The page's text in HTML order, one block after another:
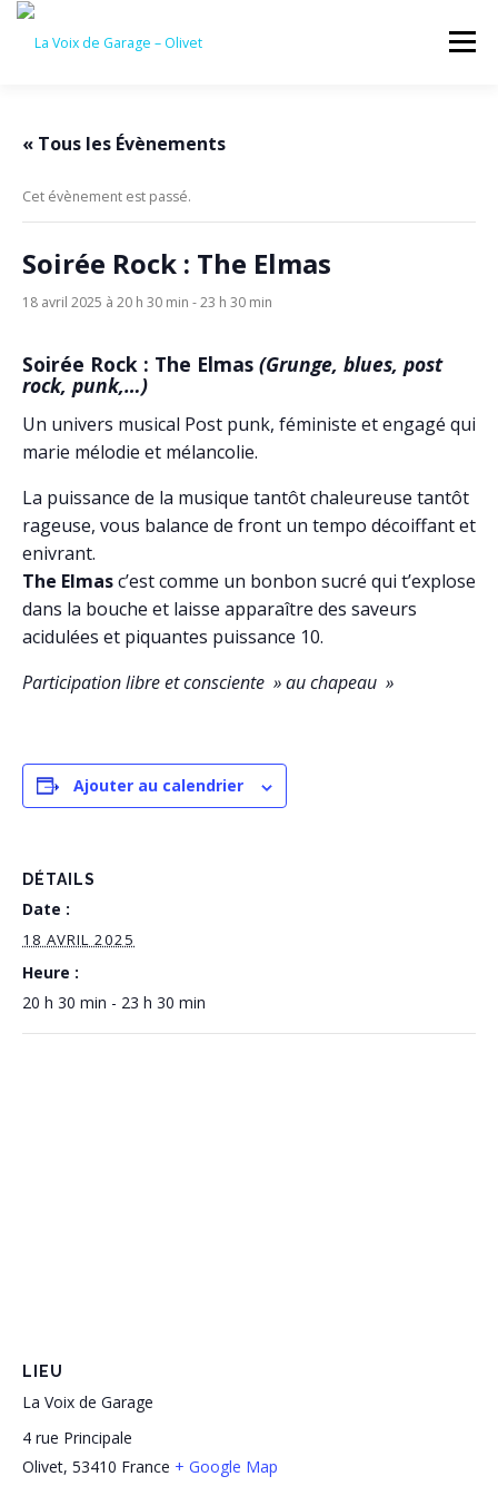
Aller
contenu
Menu
CONTACTEZ-NOUS
« Tous les Évènements
Cet évènement est passé.
Soirée Rock : The Elmas
18 avril 2025 à 20 h 30 min -23 h 30 min
Soirée Rock : The Elmas (Grunge, blues, post
rock, punk,…)
Un univers musical Post punk, féministe et engagé qui
marie mélodie et mélancolie.
La puissance de la musique tantôt chaleureuse tantôt
rageuse, vous balance de front un tempo décoiffant et
enivrant.
The Elmasc’est comme un bonbon sucré qui t’explose
dans la bouche et laisse apparaître des saveurs
acidulées et piquantes puissance 10.
Participation libre et consciente » au chapeau »
Ajouter au calendrier
DÉTAILS
Date :
18 AVRIL 2025
Heure :
20 h 30 min - 23 h 30 min
LIEU
La Voix de Garage
4 rue Principale
Olivet, 53410 France + Google Map